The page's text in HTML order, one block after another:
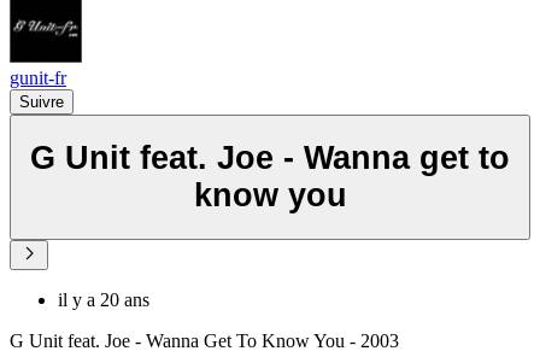
gunit-fr
Suivre
G Unit feat. Joe - Wanna get to
know you
il y a 20 ans
G Unit feat. Joe - Wanna Get To Know You - 2003